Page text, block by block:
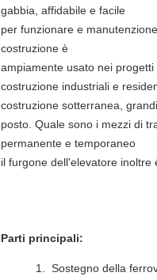
gabbia, affidabile e facile
per funzionare e
costruzione è
ampiamente usato nei
costruzione industriali e
costruzione sotterranea,
posto. Quale sono i mezzi di
permanente e temporaneo
il furgone dell'elevatore inoltre
Parti principali:
Sostegno della